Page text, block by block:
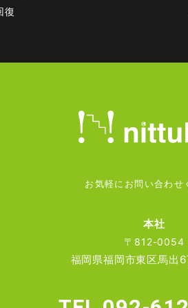
復
お気軽にお問い合わせ
本社
〒812-0054
福岡県福岡市東区馬出